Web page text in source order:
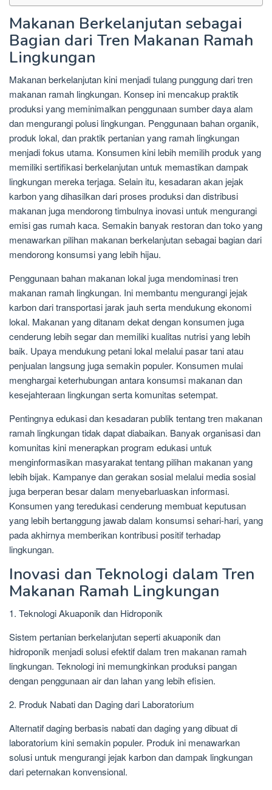
Makanan Berkelanjutan sebagai
Bagian dari Tren Makanan Ramah
Lingkungan
Makanan berkelanjutan kini menjadi tulang punggung dari tren
makanan ramah lingkungan. Konsep ini mencakup praktik
produksi yang meminimalkan penggunaan sumber daya alam
dan mengurangi polusi lingkungan. Penggunaan bahan organik,
produk lokal, dan praktik pertanian yang ramah lingkungan
menjadi fokus utama. Konsumen kini lebih memilih produk yang
memiliki sertifikasi berkelanjutan untuk memastikan dampak
lingkungan mereka terjaga. Selain itu, kesadaran akan jejak
karbon yang dihasilkan dari proses produksi dan distribusi
makanan juga mendorong timbulnya inovasi untuk mengurangi
emisi gas rumah kaca. Semakin banyak restoran dan toko yang
menawarkan pilihan makanan berkelanjutan sebagai bagian dari
mendorong konsumsi yang lebih hijau.
Penggunaan bahan makanan lokal juga mendominasi tren
makanan ramah lingkungan. Ini membantu mengurangi jejak
karbon dari transportasi jarak jauh serta mendukung ekonomi
lokal. Makanan yang ditanam dekat dengan konsumen juga
cenderung lebih segar dan memiliki kualitas nutrisi yang lebih
baik. Upaya mendukung petani lokal melalui pasar tani atau
penjualan langsung juga semakin populer. Konsumen mulai
menghargai keterhubungan antara konsumsi makanan dan
kesejahteraan lingkungan serta komunitas setempat.
Pentingnya edukasi dan kesadaran publik tentang tren makanan
ramah lingkungan tidak dapat diabaikan. Banyak organisasi dan
komunitas kini menerapkan program edukasi untuk
menginformasikan masyarakat tentang pilihan makanan yang
lebih bijak. Kampanye dan gerakan sosial melalui media sosial
juga berperan besar dalam menyebarluaskan informasi.
Konsumen yang teredukasi cenderung membuat keputusan
yang lebih bertanggung jawab dalam konsumsi sehari-hari, yang
pada akhirnya memberikan kontribusi positif terhadap
lingkungan.
Inovasi dan Teknologi dalam Tren
Makanan Ramah Lingkungan
1. Teknologi Akuaponik dan Hidroponik
Sistem pertanian berkelanjutan seperti akuaponik dan
hidroponik menjadi solusi efektif dalam tren makanan ramah
lingkungan. Teknologi ini memungkinkan produksi pangan
dengan penggunaan air dan lahan yang lebih efisien.
2. Produk Nabati dan Daging dari Laboratorium
Alternatif daging berbasis nabati dan daging yang dibuat di
laboratorium kini semakin populer. Produk ini menawarkan
solusi untuk mengurangi jejak karbon dan dampak lingkungan
dari peternakan konvensional.